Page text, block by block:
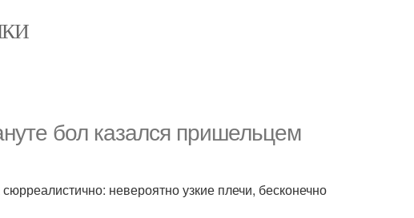
бол казался пришельцем
невероятно узкие плечи, бесконечно